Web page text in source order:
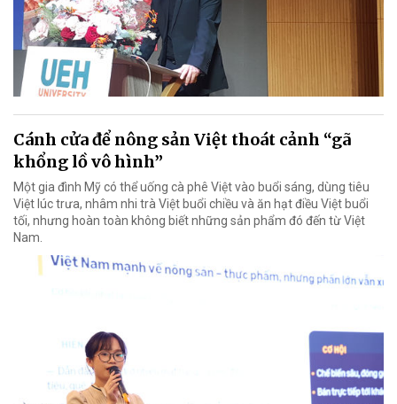
Cánh cửa để nông sản Việt thoát cảnh “gã
khổng lồ vô hình”
Một gia đình Mỹ có thể uống cà phê Việt vào buổi sáng, dùng tiêu
Việt lúc trưa, nhâm nhi trà Việt buổi chiều và ăn hạt điều Việt buổi
tối, nhưng hoàn toàn không biết những sản phẩm đó đến từ Việt
Nam.